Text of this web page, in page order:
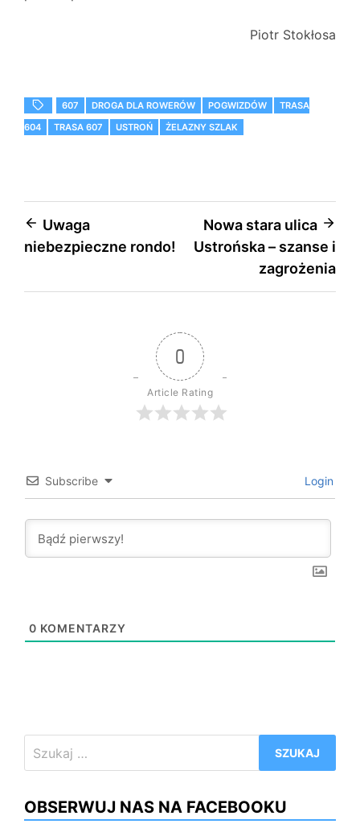
Piotr Stokłosa
607 DROGA DLA ROWERÓW POGWIZDÓW
TRASA
604
TRASA 607 USTROŃ ŻELAZNY SZLAK
Nawigacja
wpisu
Uwaga
niebezpieczne rondo!
Nowa stara ulica
Ustrońska – szanse i
zagrożenia
0
Article Rating
Subscribe Login
0 KOMENTARZY
OBSERWUJ NAS NA FACEBOOKU